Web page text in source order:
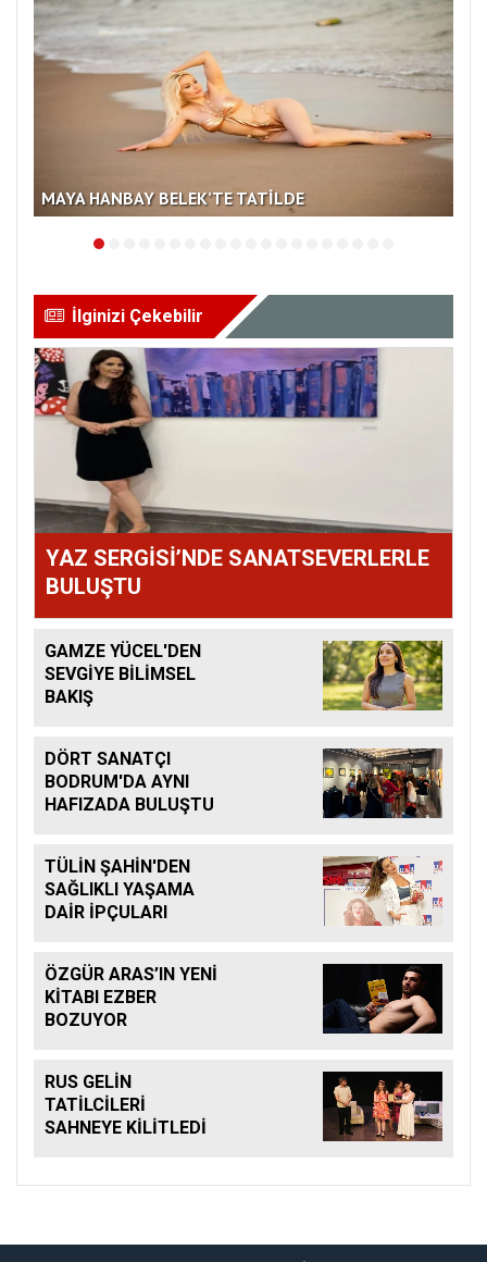
MAYA HANBAY BELEK’TE TATİLDE
İlginizi Çekebilir
YAZ SERGİSİ’NDE SANATSEVERLERLE
BULUŞTU
GAMZE YÜCEL'DEN
SEVGİYE BİLİMSEL
BAKIŞ
DÖRT SANATÇI
BODRUM'DA AYNI
HAFIZADA BULUŞTU
TÜLİN ŞAHİN'DEN
SAĞLIKLI YAŞAMA
DAİR İPÇULARI
ÖZGÜR ARAS’IN YENİ
KİTABI EZBER
BOZUYOR
RUS GELİN
TATİLCİLERİ
SAHNEYE KİLİTLEDİ